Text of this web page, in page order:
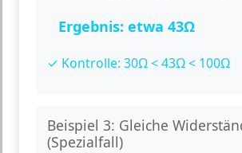
Ergebnis: etwa 43Ω
✓ Kontrolle: 30Ω < 43Ω < 100Ω
Beispiel 3: Gleiche
(Spezialfall)